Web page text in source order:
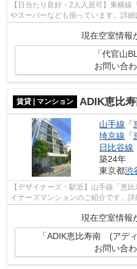
【日当たり良好・2人入居可】東横
やスーパーなども揃っています。詳細
現在空室情報
「代官山
お問い合
賃貸 | マンション ADIK恵比寿南 (
山手線 「
埼京線 「
日比谷線
築24年
東京都渋
【デザイナーズ・駅近】山手線「恵
イナーズマンションのご紹介です。詳
現在空室情報
「ADIK恵比寿南 (アデ
お問い合